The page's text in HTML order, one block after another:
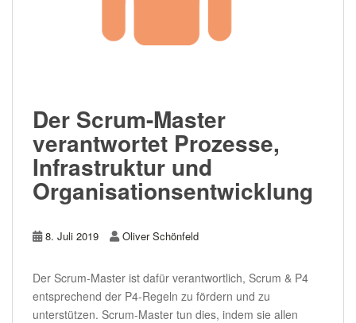
Der Scrum-Master
verantwortet Prozesse,
Infrastruktur und
Organisationsentwicklung
8. Juli 2019 Oliver Schönfeld
Der Scrum-Master ist dafür verantwortlich, Scrum & P4
entsprechend der P4-Regeln zu fördern und zu
unterstützen. Scrum-Master tun dies, indem sie allen